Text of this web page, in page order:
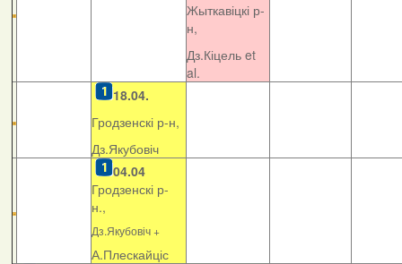
Жыткавіцкі р-
н,
Дз.Кіцель et
al.
18.04.
Гродзенскі р-н,
Дз.Якубовіч
04.04
Гродзенскі р-
н.,
Дз.Якубовіч +
А.Плескайціс